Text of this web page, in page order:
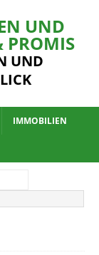
UND
PROMIS
UND
IMMOBILIEN